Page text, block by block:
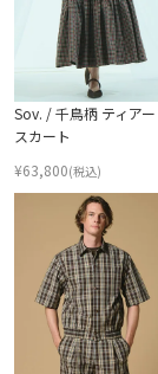
Sov. / 千鳥柄 ティアー
スカート
¥63,800(税込)